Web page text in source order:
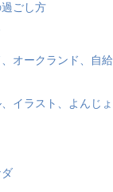
ごし方
オークランド、自給
イラスト、よんじょ